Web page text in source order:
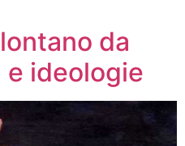
da
e ideologie